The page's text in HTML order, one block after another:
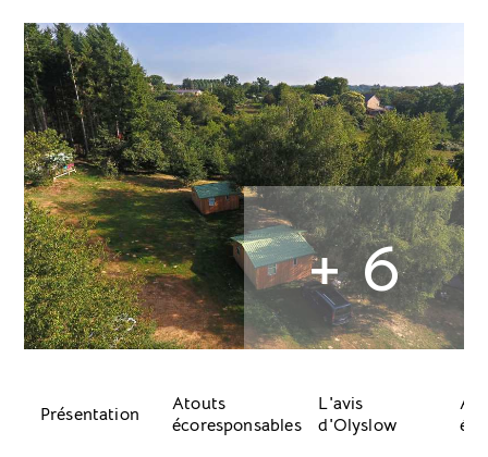
+ 6
Présentation
Atouts
écoresponsables
L'avis
d'Olyslow